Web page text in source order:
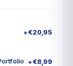
+€20,95
+€8,99